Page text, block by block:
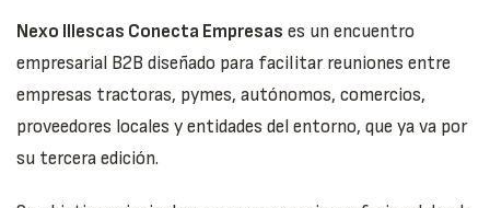
Nexo Illescas Conecta Empresas es un encuentro
empresarial B2B diseñado para facilitar reuniones entre
empresas tractoras, pymes, autónomos, comercios,
proveedores locales y entidades del entorno, que ya va por
su tercera edición.